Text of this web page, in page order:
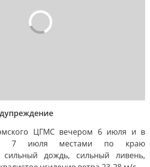
ЦГМС вечером 6 июля и в
7 июля местами по краю
сильный дождь, сильный ливень,